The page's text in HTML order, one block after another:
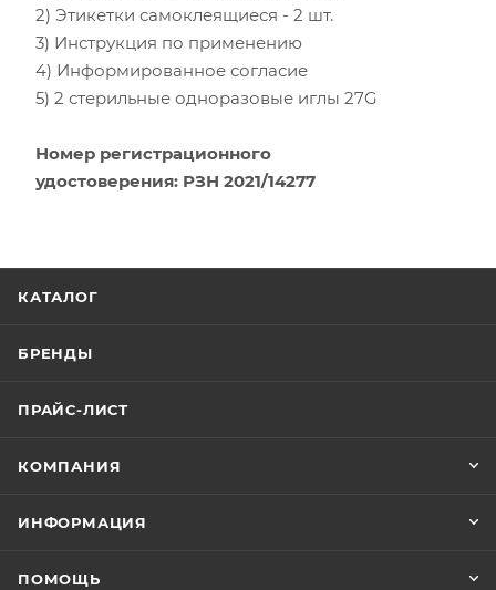
2) Этикетки самоклеящиеся - 2 шт.
3) Инструкция по применению
4) Информированное согласие
5) 2 стерильные одноразовые иглы 27G
Номер регистрационного
удостоверения: РЗН 2021/14277
КАТАЛОГ
БРЕНДЫ
ПРАЙС-ЛИСТ
КОМПАНИЯ
ИНФОРМАЦИЯ
ПОМОЩЬ